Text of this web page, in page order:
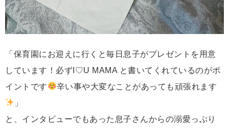
「保育園にお迎えに行くと毎日息子がプレゼントを用意
しています！必ずI♡U MAMA と書いてくれているのがポ
イントです
辛い事や大変なことがあっても頑張れます
」
と、インタビューでもあった息子さんからの溺愛っぷり